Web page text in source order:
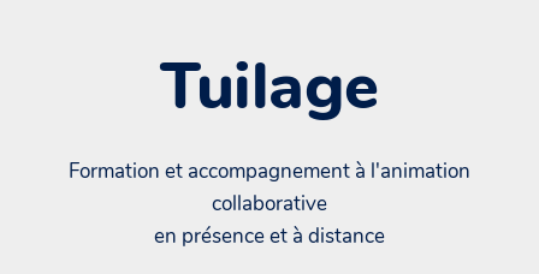
Tuilage
Formation et accompagnement à l'animation
collaborative
en présence et à distance